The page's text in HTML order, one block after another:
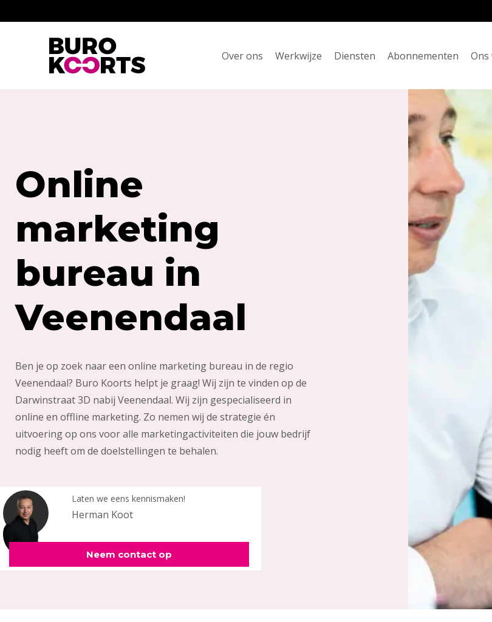
Terug naar home
Over ons Werkwijze Diensten Abonnementen
Online
marketing
bureau in
Veenendaal
Ben je op zoek naar een online marketing bureau in de regio
Veenendaal? Buro Koorts helpt je graag! Wij zijn te vinden op de
Darwinstraat 3D nabij Veenendaal. Wij zijn gespecialiseerd in
online en offline marketing. Zo nemen wij de strategie én
uitvoering op ons voor alle marketingactiviteiten die jouw bedrijf
nodig heeft om de doelstellingen te behalen.
Herman Koot
Laten we eens kennismaken!
Neem contact op